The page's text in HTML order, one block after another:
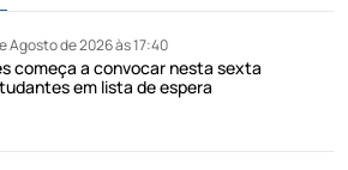
Agosto de 2026 às 17:40
começa a convocar nesta sexta
em lista de espera